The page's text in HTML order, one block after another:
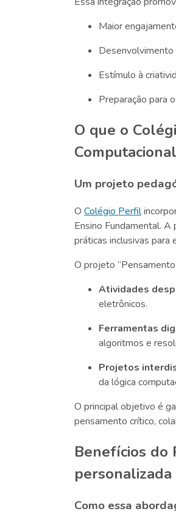
Maior
Desenvolvimento
Estímulo à
Preparação para
O que o
Um projeto
O Colégio Perfil
Ensino Fundamental. A
práticas inclusivas para
O projeto
Atividades
eletrônicos.
Ferramentas
algoritmos e
Projetos
da lógica
O principal objetivo é
pensamento crítico,
Benefícios do
personalizada
Como essa